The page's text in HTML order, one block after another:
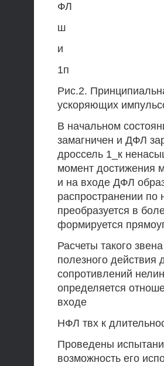
ФЛ
ш
и
1п
Рис.2.
ускоряющих
В начальном
замагничен и ДФЛ
дроссель 1_к
момент достижения
и на входе ДФЛ
распространении
преобразуется в
формируется
Расчеты такого
полезного действия
сопротивлений
определяется
входе
НФЛ твх к
Проведены
возможность его